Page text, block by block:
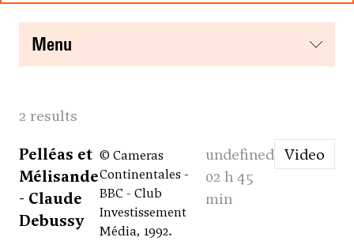
menu
2 results
Pelléas et
Mélisande
- Claude
Debussy
© Cameras
Continentales -
BBC - Club
Investissement
Média, 1992.
undefined
02 h 45
min
Video